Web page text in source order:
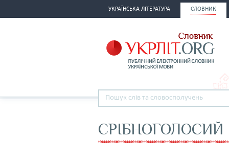
УКРАЇНСЬКА ЛІТЕРАТУРА СЛОВНИК
СРІБНОГОЛОСИЙ